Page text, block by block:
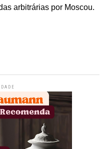
arbitrárias por Moscou.